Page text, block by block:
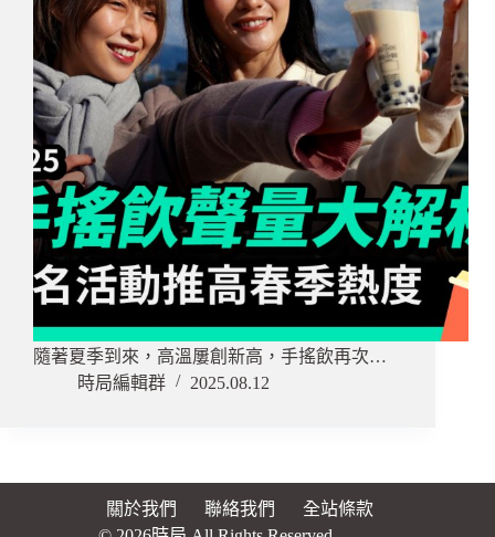
隨著夏季到來，高溫屢創新高，手搖飲再次…
時局編輯群
2025.08.12
關於我們 聯絡我們
全站條款